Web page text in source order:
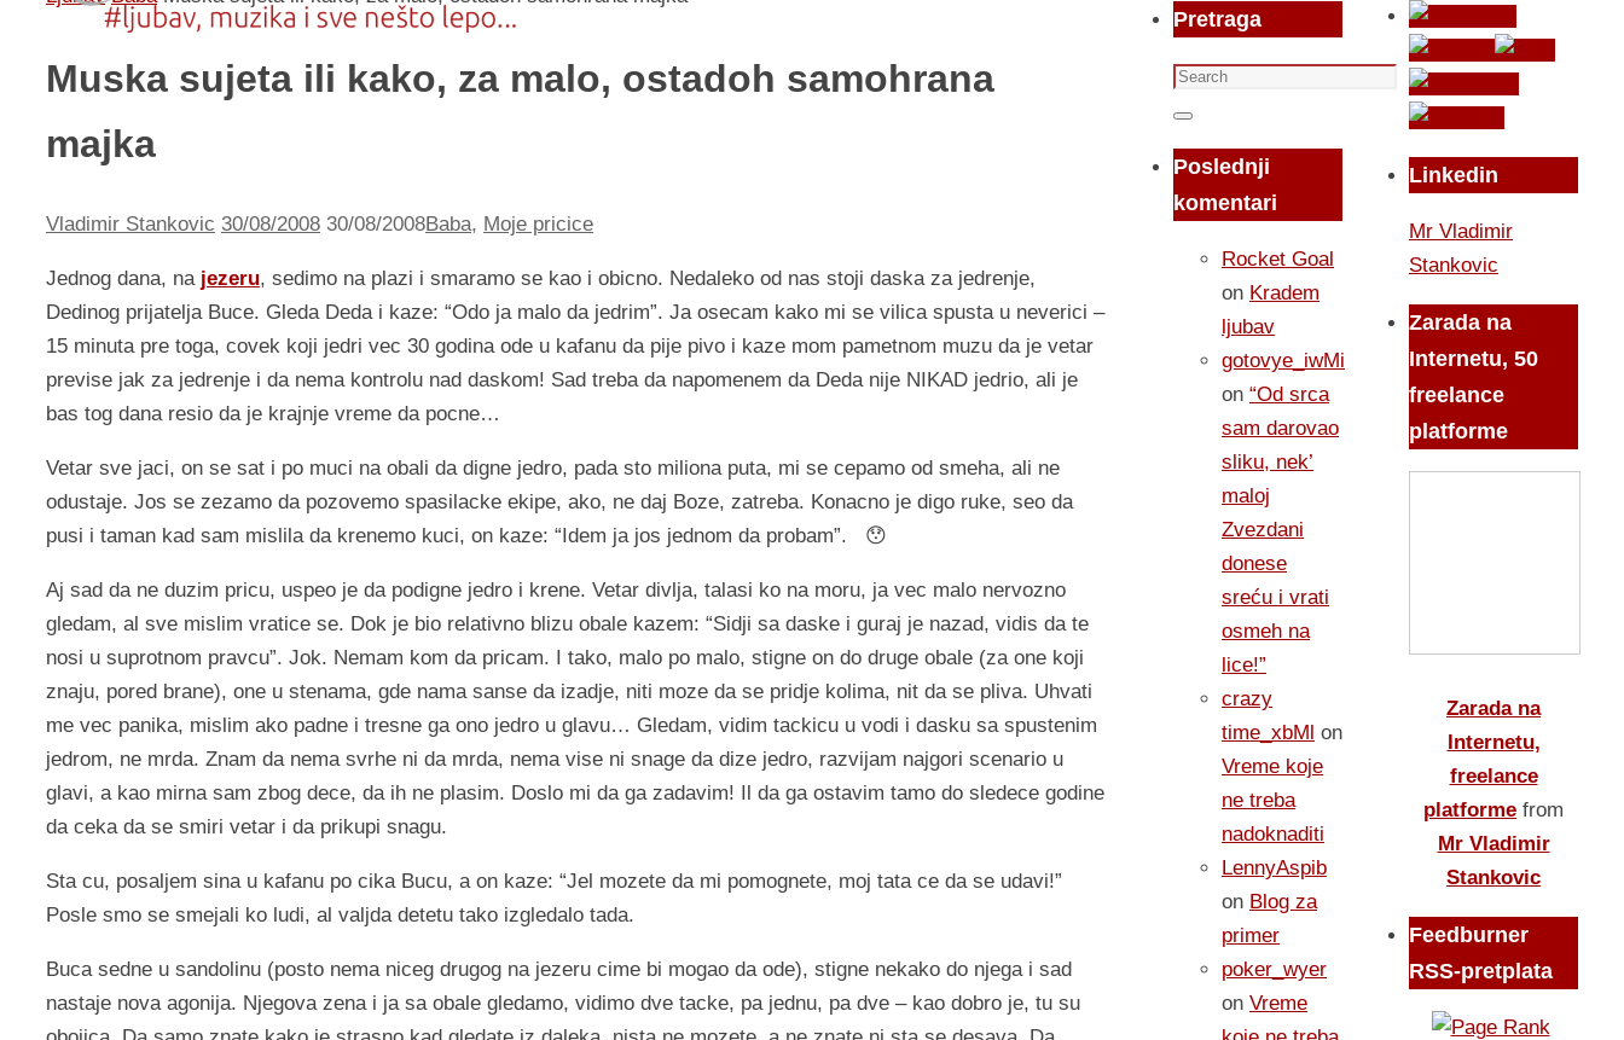
Muska sujeta ili kako, za malo, ostadoh samohrana
majka
Vladimir Stankovic 30/08/2008 30/08/2008Baba, Moje pricice
Jednog dana, na jezeru, sedimo na plazi i smaramo se kao i obicno. Nedaleko od nas stoji daska za jedrenje,
Dedinog prijatelja Buce. Gleda Deda i kaze: “Odo ja malo da jedrim”. Ja osecam kako mi se vilica spusta u neverici –
15 minuta pre toga, covek koji jedri vec 30 godina ode u kafanu da pije pivo i kaze mom pametnom muzu da je vetar
previse jak za jedrenje i da nema kontrolu nad daskom! Sad treba da napomenem da Deda nije NIKAD jedrio, ali je
bas tog dana resio da je krajnje vreme da pocne…
Vetar sve jaci, on se sat i po muci na obali da digne jedro, pada sto miliona puta, mi se cepamo od smeha, ali ne
odustaje. Jos se zezamo da pozovemo spasilacke ekipe, ako, ne daj Boze, zatreba. Konacno je digo ruke, seo da
pusi i taman kad sam mislila da krenemo kuci, on kaze: “Idem ja jos jednom da probam”. 😯
Aj sad da ne duzim pricu, uspeo je da podigne jedro i krene. Vetar divlja, talasi ko na moru, ja vec malo nervozno
gledam, al sve mislim vratice se. Dok je bio relativno blizu obale kazem: “Sidji sa daske i guraj je nazad, vidis da te
nosi u suprotnom pravcu”. Jok. Nemam kom da pricam. I tako, malo po malo, stigne on do druge obale (za one koji
znaju, pored brane), one u stenama, gde nama sanse da izadje, niti moze da se pridje kolima, nit da se pliva. Uhvati
me vec panika, mislim ako padne i tresne ga ono jedro u glavu… Gledam, vidim tackicu u vodi i dasku sa spustenim
jedrom, ne mrda. Znam da nema svrhe ni da mrda, nema vise ni snage da dize jedro, razvijam najgori scenario u
glavi, a kao mirna sam zbog dece, da ih ne plasim. Doslo mi da ga zadavim! Il da ga ostavim tamo do sledece godine
da ceka da se smiri vetar i da prikupi snagu.
Sta cu, posaljem sina u kafanu po cika Bucu, a on kaze: “Jel mozete da mi pomognete, moj tata ce da se udavi!”
Posle smo se smejali ko ludi, al valjda detetu tako izgledalo tada.
Buca sedne u sandolinu (posto nema niceg drugog na jezeru cime bi mogao da ode), stigne nekako do njega i sad
nastaje nova agonija. Njegova zena i ja sa obale gledamo, vidimo dve tacke, pa jednu, pa dve – kao dobro je, tu su
Pretraga
Search
for:
Search
Poslednji
komentari
Rocket Goal
on Kradem
ljubav
gotovye_iwMi
on “Od srca
sam darovao
sliku, nek’
maloj
Zvezdani
donese
sreću i vrati
osmeh na
lice!”
crazy
time_xbMl on
Vreme koje
ne treba
nadoknaditi
LennyAspib
on Blog za
primer
poker_wyer
on Vreme
Linkedin
Mr Vladimir
Stankovic
Zarada na
Internetu, 50
freelance
platforme
Zarada na
Internetu,
freelance
platforme from
Mr Vladimir
Stankovic
Feedburner
RSS-pretplata